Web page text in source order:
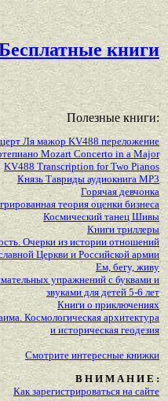
книги
Полезные книги:
Ля мажор KV488 переложение
Mozart Concerto in a Major
KV488 Transcription for Two Pianos
Князь Тавриды аудиокнига MP3
Горячая девчонка
теория оценки бизнеса
Космический танец Шивы
Книги триллеры
Очерки из истории отношений
Церкви и Российской армии
Ем, бегу, живу
упражнений с буквами и
звуками для детей 5-6 лет
Книги о приключениях
Космологическая архитектура
и историческая геодезия
Смотрите интересные книжки
В Н И М А Н И Е :
Как зарегистрироваться на сайте